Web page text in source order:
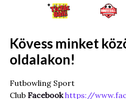
Kövess minket
oldalakon!
Futbowling Sport
Club Facebook https://